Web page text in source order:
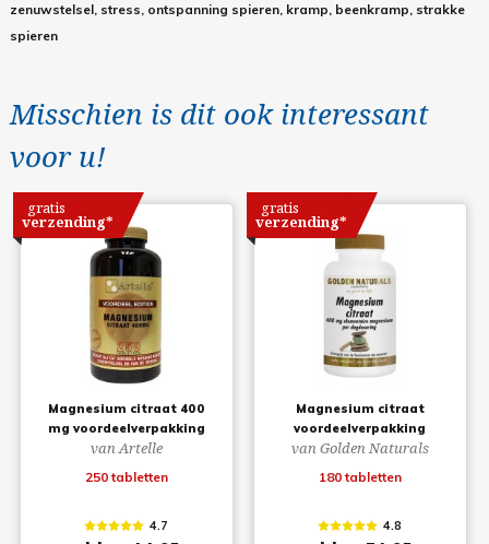
zenuwstelsel, stress, ontspanning spieren, kramp, beenkramp, strakke
spieren
Misschien is dit ook interessant
voor u!
Magnesium citraat 400
mg voordeelverpakking
van Artelle
250 tabletten
gratis
verzending*
4.7
Magnesium citraat
voordeelverpakking
van Golden Naturals
180 tabletten
gratis
verzending*
4.8